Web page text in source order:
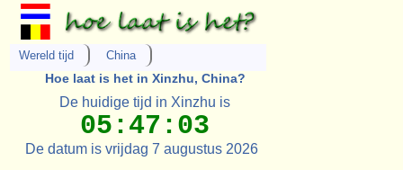
Wereld tijd China
Hoe laat is het in Xinzhu, China?
De huidige tijd in Xinzhu is
05:47:03
De datum is vrijdag 7 augustus 2026